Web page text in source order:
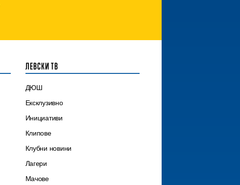
ЛЕВСКИ ТВ
ДЮШ
Ексклузивно
Инициативи
Клипове
Клубни новини
Лагери
Мачове